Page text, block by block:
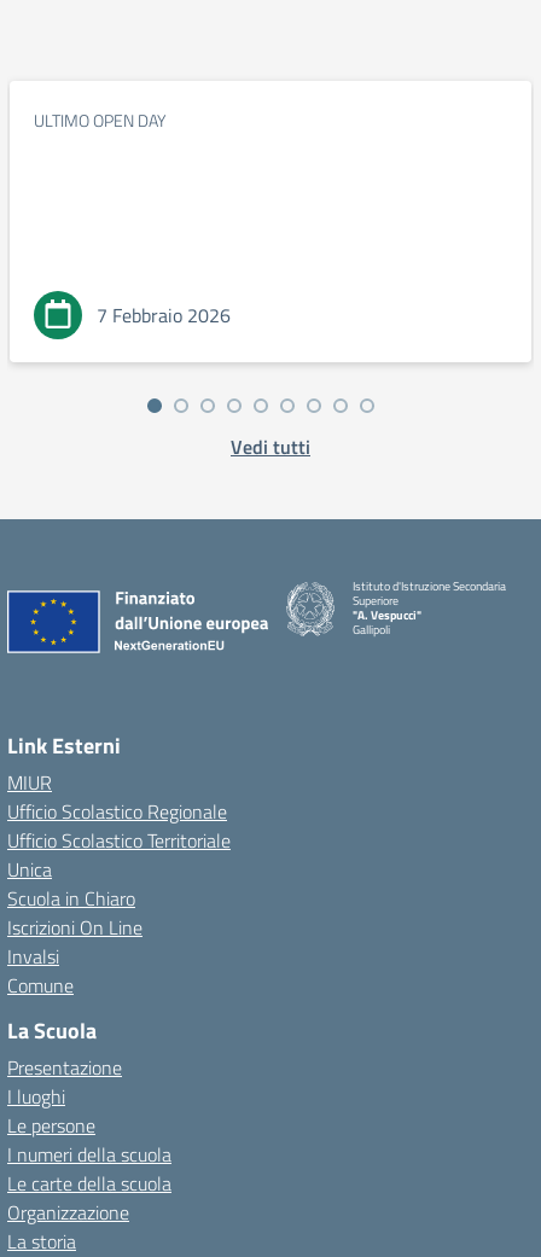
ULTIMO OPEN DAY
7 Febbraio 2026
Vedi tutti
Istituto d'Istruzione Secondaria
Superiore
"A. Vespucci"
Gallipoli
Link Esterni
MIUR
Ufficio Scolastico Regionale
Ufficio Scolastico Territoriale
Unica
Scuola in Chiaro
Iscrizioni On Line
Invalsi
Comune
La Scuola
Presentazione
I luoghi
Le persone
I numeri della scuola
Le carte della scuola
Organizzazione
La storia